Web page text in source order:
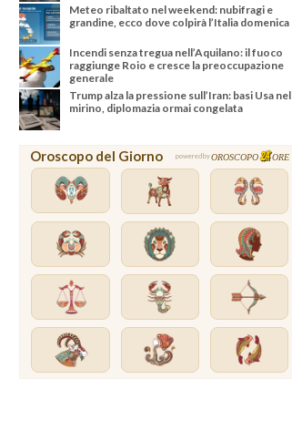
Meteo ribaltato nel weekend: nubifragi e
grandine, ecco dove colpirà l’Italia domenica
Incendi senza tregua nell’Aquilano: il fuoco
raggiunge Roio e cresce la preoccupazione
generale
Trump alza la pressione sull’Iran: basi Usa nel
mirino, diplomazia ormai congelata
Oroscopo del Giorno powered byOROSCOPO ORE